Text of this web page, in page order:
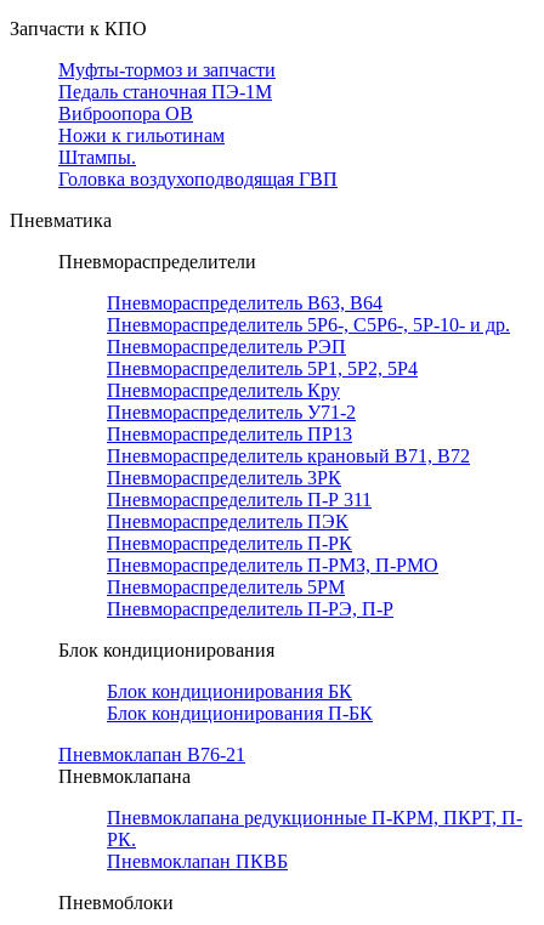
Запчасти к КПО
Муфты-тормоз и запчасти
Педаль станочная ПЭ-1М
Виброопора ОВ
Ножи к гильотинам
Штампы.
Головка воздухоподводящая ГВП
Пневматика
Пневмораспределители
Пневмораспределитель В63, В64
Пневмораспределитель 5Р6-, С5Р6-, 5Р-10- и др.
Пневмораспределитель РЭП
Пневмораспределитель 5Р1, 5Р2, 5Р4
Пневмораспределитель Кру
Пневмораспределитель У71-2
Пневмораспределитель ПР13
Пневмораспределитель крановый В71, В72
Пневмораспределитель 3РК
Пневмораспределитель П-Р 311
Пневмораспределитель ПЭК
Пневмораспределитель П-РК
Пневмораспределитель П-РМЗ, П-РМО
Пневмораспределитель 5РМ
Пневмораспределитель П-РЭ, П-Р
Блок кондиционирования
Блок кондиционирования БК
Блок кондиционирования П-БК
Пневмоклапан В76-21
Пневмоклапана
Пневмоклапана редукционные П-КРМ, ПКРТ, П-
РК.
Пневмоклапан ПКВБ
Пневмоблоки